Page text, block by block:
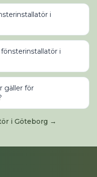
i
i
gäller för
i Göteborg →